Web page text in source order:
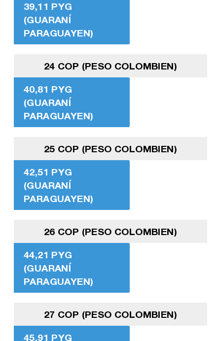
39,11 PYG
(GUARANÍ
PARAGUAYEN)
24 COP (PESO COLOMBIEN)
40,81 PYG
(GUARANÍ
PARAGUAYEN)
25 COP (PESO COLOMBIEN)
42,51 PYG
(GUARANÍ
PARAGUAYEN)
26 COP (PESO COLOMBIEN)
44,21 PYG
(GUARANÍ
PARAGUAYEN)
27 COP (PESO COLOMBIEN)
45,91 PYG